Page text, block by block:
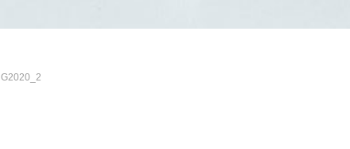
G2020_2